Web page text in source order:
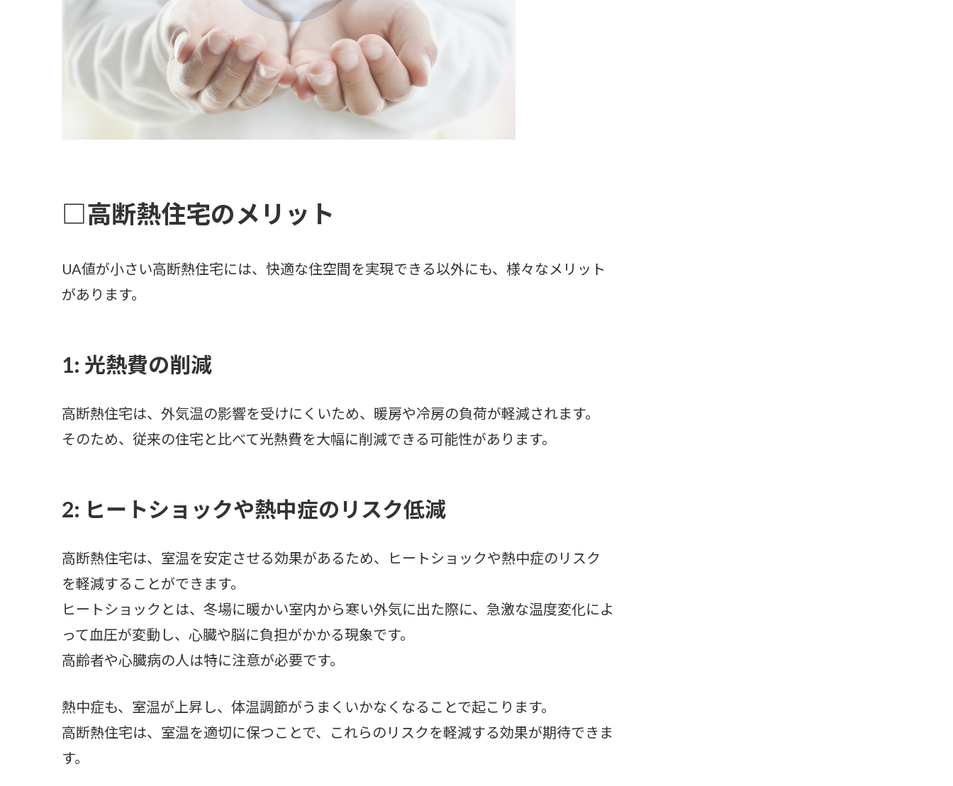
□高断熱住宅のメリット
UA値が小さい高断熱住宅には、快適な住空間を実現できる以外にも、様々なメリット
があります。
1: 光熱費の削減
高断熱住宅は、外気温の影響を受けにくいため、暖房や冷房の負荷が軽減されます。
そのため、従来の住宅と比べて光熱費を大幅に削減できる可能性があります。
2: ヒートショックや熱中症のリスク低減
高断熱住宅は、室温を安定させる効果があるため、ヒートショックや熱中症のリスク
を軽減することができます。
ヒートショックとは、冬場に暖かい室内から寒い外気に出た際に、急激な温度変化によ
って血圧が変動し、心臓や脳に負担がかかる現象です。
高齢者や心臓病の人は特に注意が必要です。
熱中症も、室温が上昇し、体温調節がうまくいかなくなることで起こります。
高断熱住宅は、室温を適切に保つことで、これらのリスクを軽減する効果が期待できま
す。